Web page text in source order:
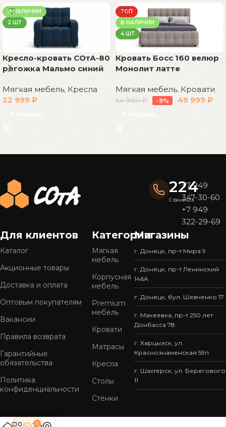
В НАЛИЧИИ
2 ШТ
Кресло-кровать СОтА-80
рогожка Мальмо синий
Мягкая мебель,Кресла
22 999 ₽
В корзину
ТОП
В НАЛИЧИИ
4 ШТ
Кровать Босс 160 велюр
Монолит латте
Мягкая мебель, Кровати
54 900₽ -9% 49 999₽
В корзину
Read More
224
С Феникса
+7 949
347-30-60
+7 949
322-29-69
Для клиентов
Каталог
Акционные товары
Доставка и оплата
Оптовым покупателям
Вакансии
Правила возврата
Гарантийные
обязательства
Политика
конфиденциальности
Категории
Мягкая
мебель
Корпусная
мебель
Premium
мебель
Кровати
Матрасы
Кресла
Столы
Стенки
Магазины
г. Донецк, пр-т Мира 9
г. Донецк, пр-т Ленинский
146А
г. Донецк, бул. Шевченко 17
г. Макеевка, пр-т 250 лет
Донбасса 78
г. Харцызск, ул.
Краснознаменская 59п
г. Шахтерск, ул. Берегового
11
0